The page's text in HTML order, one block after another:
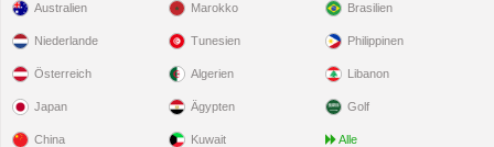
Australien
Niederlande
Österreich
Japan
China
Marokko
Tunesien
Algerien
Ägypten
Kuwait
Brasilien
Philippinen
Libanon
Golf
Alle